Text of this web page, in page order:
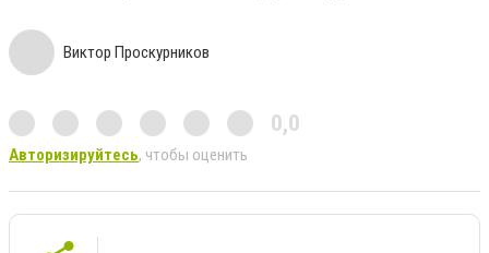
Виктор Проскурников
0,0
Авторизируйтесь, чтобы оценить